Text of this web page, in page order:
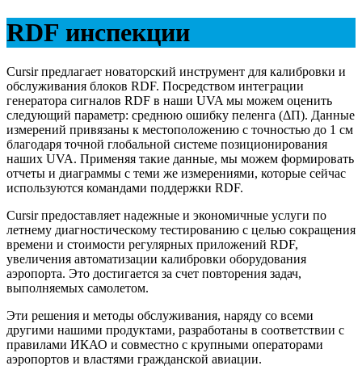
RDF инспекции
Cursir предлагает новаторский инструмент для калибровки и
обслуживания блоков RDF. Посредством интеграции
генератора сигналов RDF в наши UVA мы можем оценить
следующий параметр: среднюю ошибку пеленга (ΔП). Данные
измерений привязаны к местоположению с точностью до 1 см
благодаря точной глобальной системе позиционирования
наших UVA. Применяя такие данные, мы можем формировать
отчеты и диаграммы с теми же измерениями, которые сейчас
используются командами поддержки RDF.
Cursir предоставляет надежные и экономичные услуги по
летнему диагностическому тестированию с целью сокращения
времени и стоимости регулярных приложений RDF,
увеличения автоматизации калибровки оборудования
аэропорта. Это достигается за счет повторения задач,
выполняемых самолетом.
Эти решения и методы обслуживания, наряду со всеми
другими нашими продуктами, разработаны в соответствии с
правилами ИКАО и совместно с крупными операторами
аэропортов и властями гражданской авиации.